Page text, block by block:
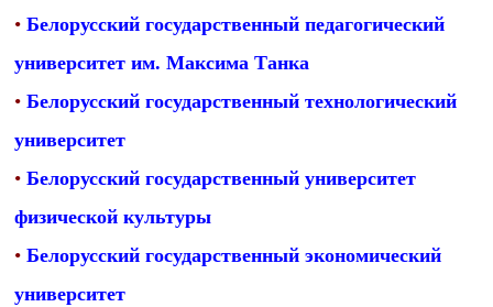
• Белорусский государственный педагогический
университет им. Максима Танка
• Белорусский государственный технологический
университет
• Белорусский государственный университет
физической культуры
• Белорусский государственный экономический
университет